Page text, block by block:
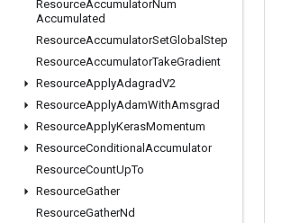
ResourceAccumulatorNum
Accumulated
ResourceAccumulatorSetGlobal Step
ResourceAccumulatorTakeGradient
ResourceApplyAdagradV2
ResourceApplyAdamWithAmsgrad
ResourceApplyKerasMomentum
ResourceConditional Accumulator
ResourceCountUpTo
ResourceGather
ResourceGatherNd